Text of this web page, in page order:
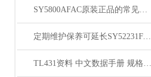
SY5800AFAC原装正品的常见故障及相应解决方案分享
定期维护保养可延长SY52231FAC原装正品的使用寿命
TL431资料 中文数据手册 规格书 PDF